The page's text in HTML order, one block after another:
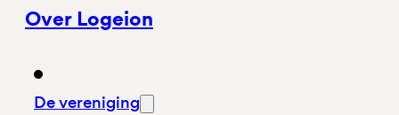
Over Logeion
De vereniging